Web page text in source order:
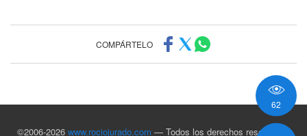
COMPÁRTELO
©2006-2026 www.rociojurado.com — Todos los derechos reservados
62